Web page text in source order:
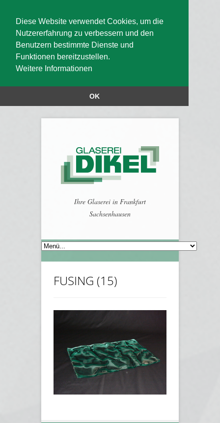
Diese Website verwendet Cookies, um die
Nutzererfahrung zu verbessern und den
Benutzern bestimmte Dienste und
Funktionen bereitzustellen.
Weitere Informationen
OK
Ihre Glaserei in Frankfurt
Sachsenhausen
FUSING (15)